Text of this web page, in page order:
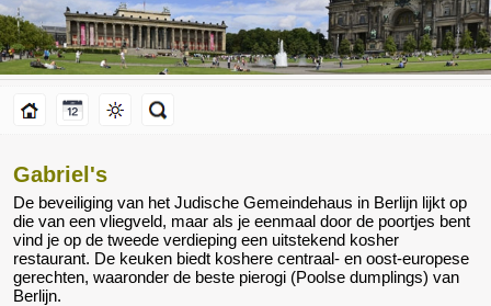
Gabriel's
De beveiliging van het Judische Gemeindehaus in Berlijn lijkt op
die van een vliegveld, maar als je eenmaal door de poortjes bent
vind je op de tweede verdieping een uitstekend kosher
restaurant. De keuken biedt koshere centraal- en oost-europese
gerechten, waaronder de beste pierogi (Poolse dumplings) van
Berlijn.